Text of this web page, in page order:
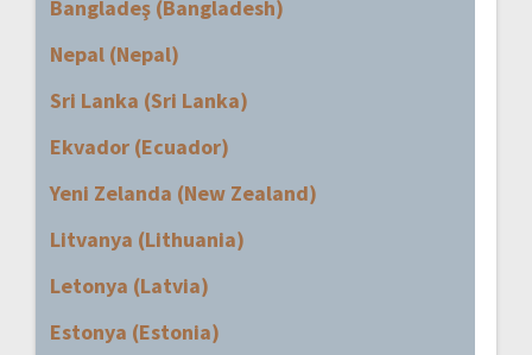
Bangladeş (Bangladesh)
Nepal (Nepal)
Sri Lanka (Sri Lanka)
Ekvador (Ecuador)
Yeni Zelanda (New Zealand)
Litvanya (Lithuania)
Letonya (Latvia)
Estonya (Estonia)